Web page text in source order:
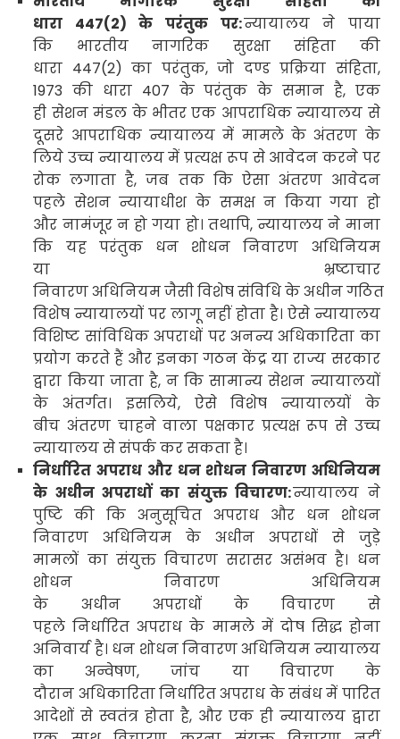
धारा 447(2)के परंतुक पर:न्यायालय ने पाया
कि भारतीय नागरिक सुरक्षा संहिता
की
धारा 447(2)का परंतुक,जो दण्ड प्रक्रिया संहिता,
1973की धारा 407 के परंतुक के समान है, एक
ही सेशन मंडल के भीतर एक आपराधिक न्यायालय से
दूसरे आपराधिक न्यायालय में मामले के अंतरण के
लिये उच्च न्यायालय में प्रत्यक्ष रूप से आवेदन करने पर
रोक लगाता है,जब तक कि ऐसा अंतरण आवेदन
पहले सेशन न्यायाधीश के समक्ष न किया गया हो
और नामंजूर न हो गया हो। तथापि,न्यायालय ने माना
कि यह परंतुक धन शोधन निवारण
अधिनियम
या भ्रष्टाचार
निवारणअधिनियम जैसी विशेष संविधि के अधीन गठित
विशेष न्यायालयों पर लागू नहीं होता है। ऐसे न्यायालय
विशिष्ट सांविधिक अपराधों पर अनन्य अधिकारिता का
प्रयोग करते हैं और इनका गठन केंद्र या राज्य सरकार
द्वारा किया जाता है,न कि सामान्य सेशन न्यायालयों
के अंतर्गत। इसलिये, ऐसे विशेष न्यायालयों के
बीच अंतरण चाहने वाला पक्षकार प्रत्यक्ष रूप से उच्च
न्यायालय से संपर्क कर सकता है।
निर्धारित अपराध और धन शोधन निवारण अधिनियम
के अधीन अपराधों का संयुक्त विचारण:न्यायालय ने
पुष्टि की कि अनुसूचित अपराध और धन शोधन
निवारण
अधिनियम के अधीन अपराधों से जुड़े
मामलों का संयुक्त विचारण सरासर असंभव है। धन
शोधन निवारण
अधिनियम
के अधीन अपराधों के विचारण से
पहले निर्धारित अपराध के मामले में दोष सिद्ध होना
अनिवार्य है। धन शोधन निवारणअधिनियम न्यायालय
का अन्वेषण,जांच या विचारण के
दौरान अधिकारितानिर्धारित अपराध के संबंध में पारित
आदेशों से स्वतंत्र होता है, और एक ही न्यायालय द्वारा